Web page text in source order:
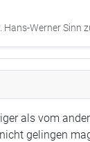
Werner Sinn
als vom
gelingen